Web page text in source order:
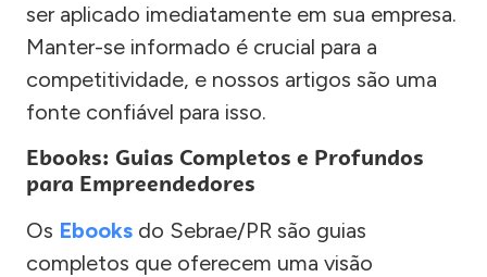
ser aplicado imediatamente em sua empresa.
Manter-se informado é crucial para a
competitividade, e nossos artigos são uma
fonte confiável para isso.
Ebooks: Guias Completos e Profundos
para Empreendedores
Os Ebooks do Sebrae/PR são guias
completos que oferecem uma visão